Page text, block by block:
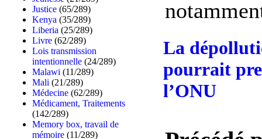
Justice (65/289)
Kenya (35/289)
Liberia (25/289)
Livre (62/289)
Lois transmission
intentionnelle (24/289)
Malawi (11/289)
Mali (21/289)
Médecine (62/289)
Médicament, Traitements
(142/289)
Memory box, travail de
mémoire (11/289)
La
pourrait
l’ONU